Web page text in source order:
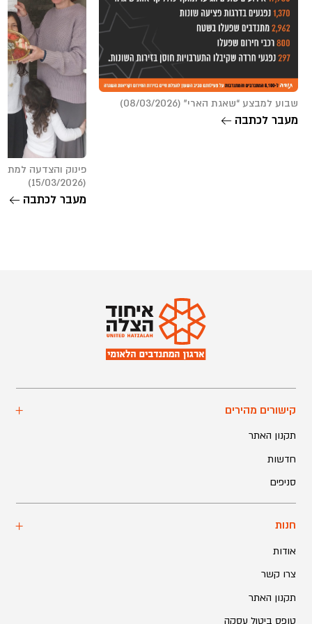
שבוע למבצע “שאגת הארי” (08/03/2026)
מעבר לכתבה
פינוק והצדעה
(15/03/2026)
מעבר לכתבה
קישורים מהירים
תקנון האתר
חדשות
סניפים
חנות
אודות
צרו קשר
תקנון האתר
טופס ביטול עסקה